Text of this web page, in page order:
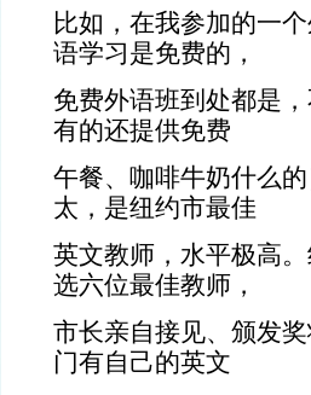
比如，在我参加的一
语学习是免费的，
免费外语班到处都是
有的还提供免费
午餐、咖啡牛奶什么
太，是纽约市最佳
英文教师，水平极高
选六位最佳教师，
市长亲自接见、颁发
门有自己的英文